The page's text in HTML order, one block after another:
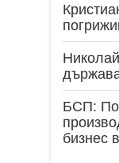
БСП:
бизнес